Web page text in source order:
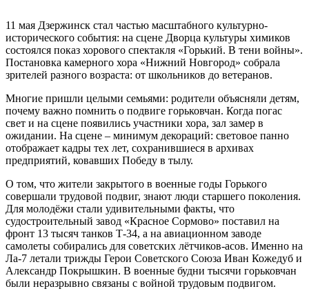
11 мая Дзержинск стал частью масштабного культурно-
исторического события: на сцене Дворца культуры химиков
состоялся показ хорового спектакля «Горький. В тени войны».
Постановка камерного хора «Нижний Новгород» собрала
зрителей разного возраста: от школьников до ветеранов.
Многие пришли целыми семьями: родители объясняли детям,
почему важно помнить о подвиге горьковчан. Когда погас
свет и на сцене появились участники хора, зал замер в
ожидании. На сцене – минимум декораций: световое панно
отображает кадры тех лет, сохранившиеся в архивах
предприятий, ковавших Победу в тылу.
О том, что жители закрытого в военные годы Горького
совершали трудовой подвиг, знают люди старшего поколения.
Для молодёжи стали удивительными факты, что
судостроительный завод «Красное Сормово» поставил на
фронт 13 тысяч танков Т-34, а на авиационном заводе
самолеты собирались для советских лётчиков-асов. Именно на
Ла-7 летали трижды Герои Советского Союза Иван Кожедуб и
Александр Покрышкин. В военные будни тысячи горьковчан
были неразрывно связаны с войной трудовым подвигом.